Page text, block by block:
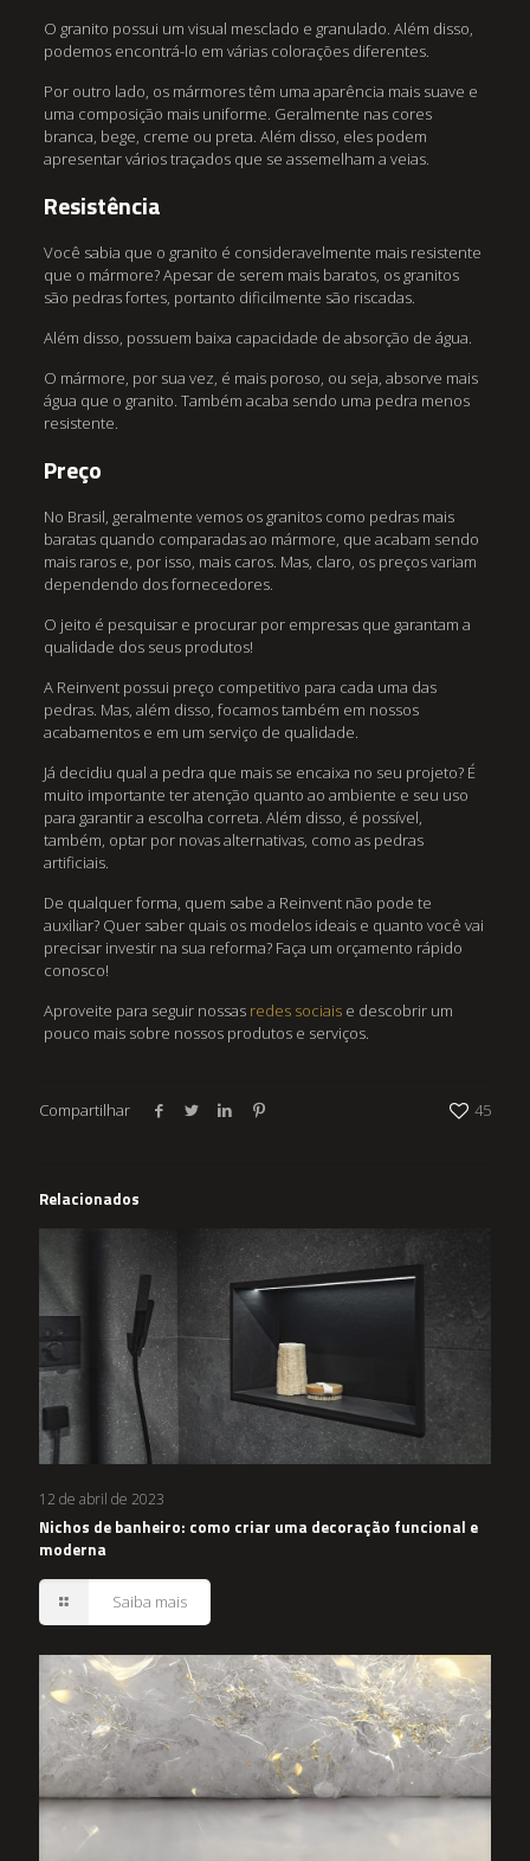
O granito possui um visual mesclado e granulado. Além disso,
podemos encontrá-lo em várias colorações diferentes.
Por outro lado, os mármores têm uma aparência mais suave e
uma composição mais uniforme. Geralmente nas cores
branca, bege, creme ou preta. Além disso, eles podem
apresentar vários traçados que se assemelham a veias.
Resistência
Você sabia que o granito é consideravelmente mais resistente
que o mármore? Apesar de serem mais baratos, os granitos
são pedras fortes, portanto dificilmente são riscadas.
Além disso, possuem baixa capacidade de absorção de água.
O mármore, por sua vez, é mais poroso, ou seja, absorve mais
água que o granito. Também acaba sendo uma pedra menos
resistente.
Preço
No Brasil, geralmente vemos os granitos como pedras mais
baratas quando comparadas ao mármore, que acabam sendo
mais raros e, por isso, mais caros. Mas, claro, os preços variam
dependendo dos fornecedores.
O jeito é pesquisar e procurar por empresas que garantam a
qualidade dos seus produtos!
A Reinvent possui preço competitivo para cada uma das
pedras. Mas, além disso, focamos também em nossos
acabamentos e em um serviço de qualidade.
Já decidiu qual a pedra que mais se encaixa no seu projeto? É
muito importante ter atenção quanto ao ambiente e seu uso
para garantir a escolha correta. Além disso, é possível,
também, optar por novas alternativas, como as pedras
artificiais.
De qualquer forma, quem sabe a Reinvent não pode te
auxiliar? Quer saber quais os modelos ideais e quanto você vai
precisar investir na sua reforma? Faça um orçamento rápido
conosco!
Aproveite para seguir nossas redes sociaise descobrir um
pouco mais sobre nossos produtos e serviços.
Compartilhar 45
Relacionados
12 de abril de 2023
Nichos de banheiro: como criar uma decoração funcional e
moderna
Saiba mais